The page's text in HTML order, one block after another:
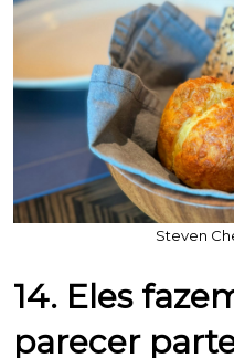
Steven
14. Eles
parecer